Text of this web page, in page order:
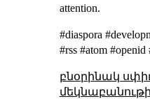
attention.
#diaspora
#rss #atom
բնօրինակ